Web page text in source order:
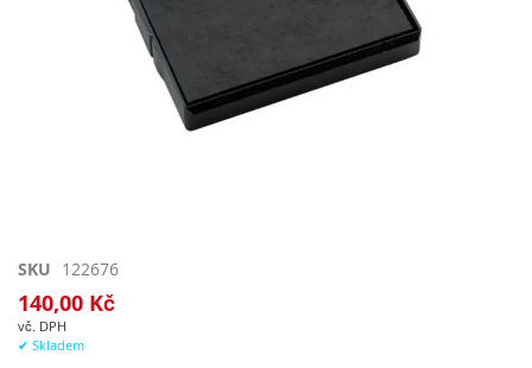
Přeskočit
na
začátek
galerie
SKU 122676
140,00 Kč
vč. DPH
✔ Skladem